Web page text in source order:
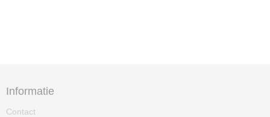
Informatie
Contact